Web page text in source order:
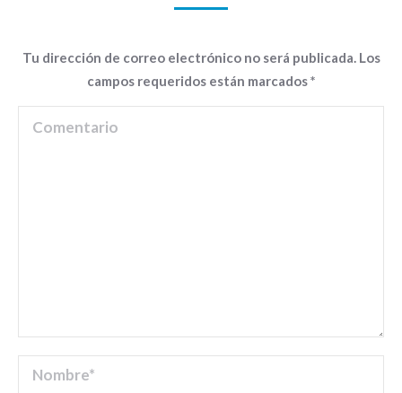
Tu dirección de correo electrónico no será publicada. Los
campos requeridos están marcados*
Comentario
Nombre *